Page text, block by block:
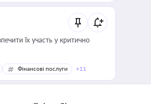
їх участь у критично
Фінансові послуги +11